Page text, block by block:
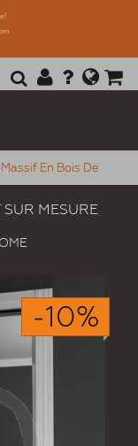
En Bois De
MESURE
-10%